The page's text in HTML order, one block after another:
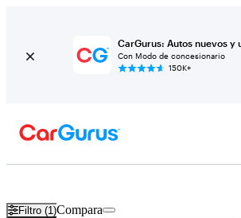
CarGurus: Autos nuevos y
Con Modo de concesionario
150K+
Filtro (1)Compara